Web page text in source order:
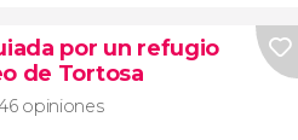
por un refugio
de Tortosa
opiniones